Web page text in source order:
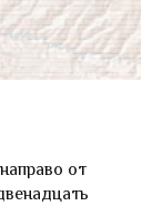
от